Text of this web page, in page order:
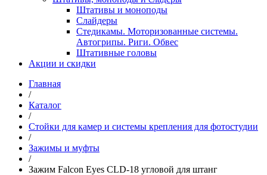
Штативы и моноподы
Слайдеры
Стедикамы. Моторизованные системы.
Автогрипы. Риги. Обвес
Штативные головы
Акции и скидки
Главная
/
Каталог
/
Стойки для камер и системы крепления для фотостудии
/
Зажимы и муфты
/
Зажим Falcon Eyes CLD-18 угловой для штанг